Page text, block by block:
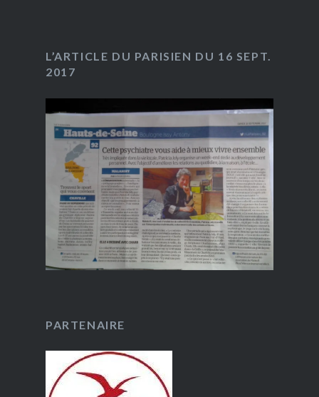
L’ARTICLE DU PARISIEN DU 16 SEPT.
2017
PARTENAIRE